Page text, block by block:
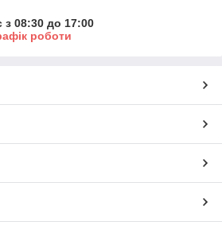
з 08:30 до 17:00
роботи